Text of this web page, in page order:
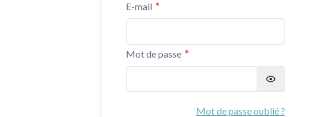
E-mail
Mot de passe
Mot de passe oublié ?